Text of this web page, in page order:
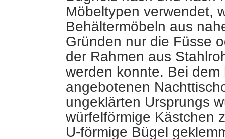
Möbeltypen verwendet,
Behältermöbeln aus
Gründen nur die Füsse
der Rahmen aus
werden konnte. Bei dem
angebotenen
ungeklärten Ursprungs
würfelförmige Kästchen
U-förmige Bügel